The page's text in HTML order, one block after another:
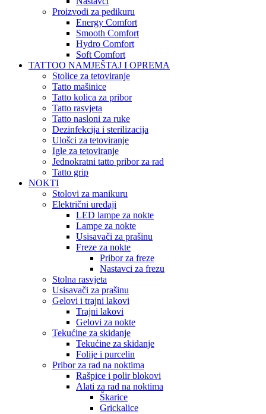
Proizvodi za pedikuru
Energy Comfort
Smooth Comfort
Hydro Comfort
Soft Comfort
TATTOO NAMJEŠTAJ I OPREMA
Stolice za tetoviranje
Tatto mašinice
Tatto kolica za pribor
Tatto rasvjeta
Tatto nasloni za ruke
Dezinfekcija i sterilizacija
Ulošci za tetoviranje
Igle za tetoviranje
Jednokratni tatto pribor za rad
Tatto grip
NOKTI
Stolovi za manikuru
Električni uređaji
LED lampe za nokte
Lampe za nokte
Usisavači za prašinu
Freze za nokte
Pribor za freze
Nastavci za frezu
Stolna rasvjeta
Usisavači za prašinu
Gelovi i trajni lakovi
Trajni lakovi
Gelovi za nokte
Tekućine za skidanje
Tekućine za skidanje
Folije i purcelin
Pribor za rad na noktima
Rašpice i polir blokovi
Alati za rad na noktima
Škarice
Grickalice